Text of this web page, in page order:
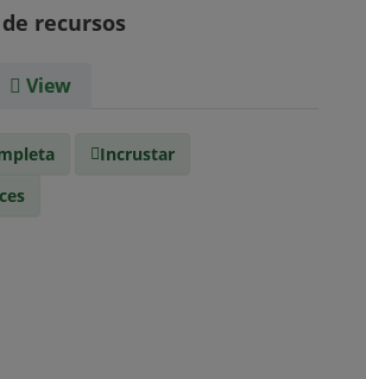
Nicaragua
Guatemala
text/csv
recursos
View
Incrustar